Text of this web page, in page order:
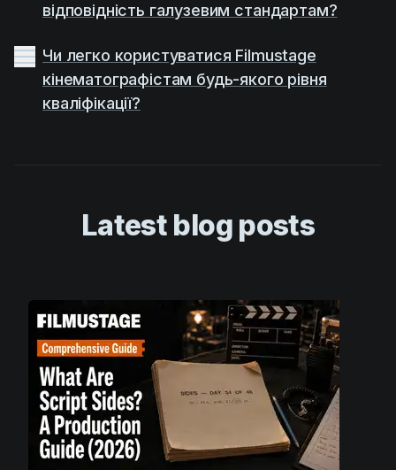
відповідність галузевим стандартам?
Чи легко користуватися Filmustage
кінематографістам будь-якого рівня
кваліфікації?
Latest blog posts